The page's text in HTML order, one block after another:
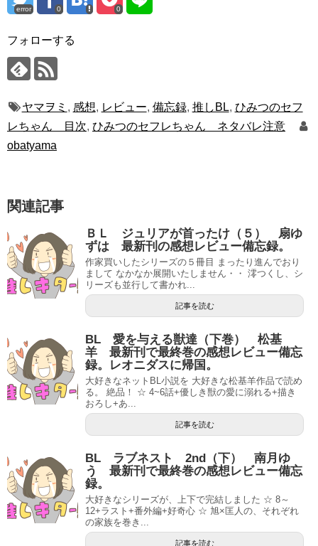
error 0 0
フォローする
ヤマヲミ , 感想, レビュー, 備忘録, 推しBL, ひみつのセフ
レちゃん 目次, ひみつのセフレちゃん ネタバレ注意
obatyama
関連記事
ＢＬ ジュリアが首ったけ（５） 扇ゆ
ずは 最新刊の感想レビュー備忘録。
作家買いしたシリーズの５冊目 まったり進んでおり
まして なかなか展開いたしません・・ 澪つくし、シ
リーズも並行して書かれ...
記事を読む
BL 愛を与える獣達（下巻） 松基
羊 最新刊で最終巻の感想レビュー備忘
録。レオニダスに帰国。
大好きなネットBL小説を 大好きな松基羊作品で読め
る。 絶品！ ☆ 4~6話+優しき獣の愛に溺れる+描き
おろし+あ...
記事を読む
BL ラブネスト 2nd（下） 南月ゆ
う 最新刊で最終巻の感想レビュー備忘
録。
大好きなシリーズが、上下で完結しました ☆ 8～
12+ラスト+番外編+好奇心 ☆ 旭×匡人の、それぞれ
の家族を巻き...
記事を読む